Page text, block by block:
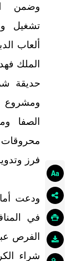
وضمن
تشغيل
ألعاب
الملك
حديقة
ومشروع
الصفا
فرز
ودعت
في
الفرص
شراء